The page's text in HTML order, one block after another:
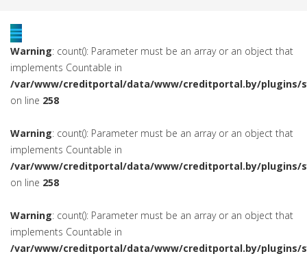
Warning: count(): Parameter must be an array or an object that
implements Countable in
/var/www/creditportal/data/www/creditportal.by/plugins/
on line 258
Warning: count(): Parameter must be an array or an object that
implements Countable in
/var/www/creditportal/data/www/creditportal.by/plugins/
on line 258
Warning: count(): Parameter must be an array or an object that
implements Countable in
/var/www/creditportal/data/www/creditportal.by/plugins/